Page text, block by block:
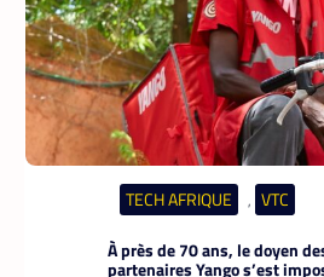
TECH AFRIQUE , VTC
À près de 70 ans, le doyen
partenaires Yango s’est